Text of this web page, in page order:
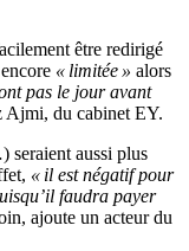
être redirigé
« limitée » alors
pas le jour avant
Ajmi, du cabinet EY.
seraient aussi plus
« il est négatif pour
faudra payer
ajoute un acteur du